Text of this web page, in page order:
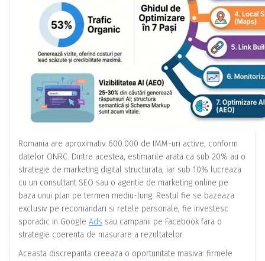
Romania are aproximativ 600.000 de IMM-uri active, conform
datelor ONRC. Dintre acestea, estimarile arata ca sub 20% au o
strategie de marketing digital structurata, iar sub 10% lucreaza
cu un consultant SEO sau o agentie de marketing online pe
baza unui plan pe termen mediu-lung. Restul fie se bazeaza
exclusiv pe recomandari si retele personale, fie investesc
sporadic in Google Ads sau campanii pe Facebook fara o
strategie coerenta de masurare a rezultatelor.
Aceasta discrepanta creeaza o oportunitate masiva: firmele